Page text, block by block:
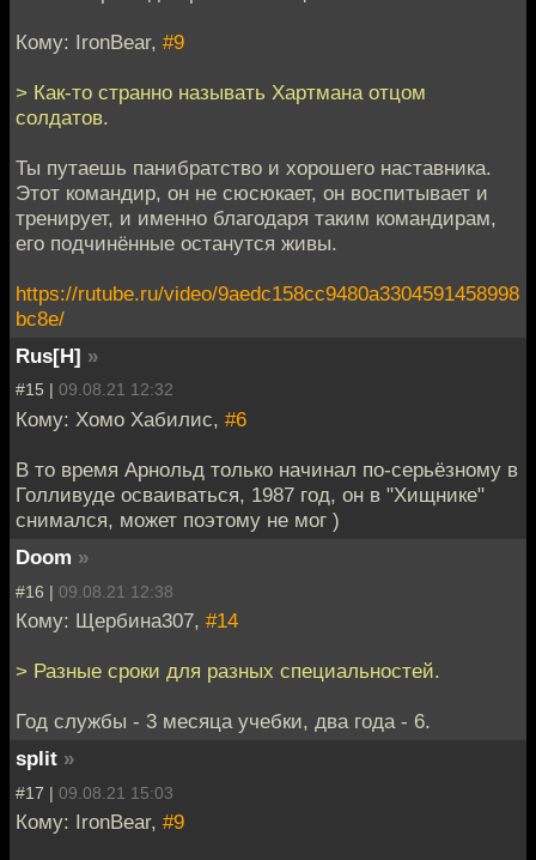
Кому: IronBear, #9
> Как-то странно называть Хартмана отцом
солдатов.
Ты путаешь панибратство и хорошего наставника.
Этот командир, он не сюсюкает, он воспитывает и
тренирует, и именно благодаря таким командирам,
его подчинённые останутся живы.
https://rutube.ru/video/9aedc158cc9480a3304591458998
bc8e/
Rus[H] »
#15 | 09.08.21 12:32
Кому: Хомо Хабилис, #6
В то время Арнольд только начинал по-серьёзному в
Голливуде осваиваться, 1987 год, он в "Хищнике"
снимался, может поэтому не мог )
Doom »
#16 | 09.08.21 12:38
Кому: Щербина307, #14
> Разные сроки для разных специальностей.
Год службы - 3 месяца учебки, два года - 6.
split »
#17 | 09.08.21 15:03
Кому: IronBear, #9